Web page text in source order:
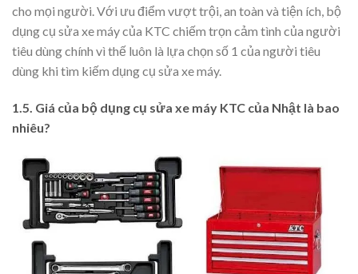
cho mọi người. Với ưu điểm vượt trội, an toàn và tiện ích, bộ
dụng cụ sửa xe máy của KTC chiếm trọn cảm tình của người
tiêu dùng chính vì thế luôn là lựa chọn số 1 của người tiêu
dùng khi tìm kiếm dụng cụ sửa xe máy.
1.5. Giá của bộ dụng cụ sửa xe máy KTC của Nhật là bao
nhiêu?